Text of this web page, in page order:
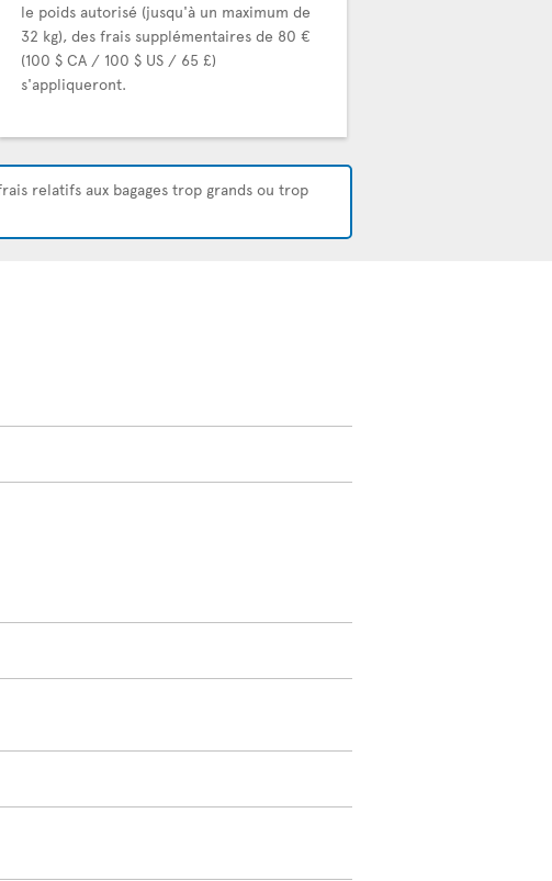
le poids autorisé (jusqu'à un maximum de
32 kg), des frais supplémentaires de 80 €
(100 $ CA / 100 $ US / 65 £)
s'appliqueront.
relatifs aux bagages trop grands ou trop